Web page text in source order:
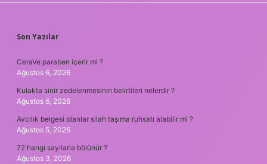
SIDEBAR
Son Yazılar
CeraVe paraben içerir mi ?
Ağustos 6, 2026
Kulakta sinir zedelenmesinin belirtileri nelerdir ?
Ağustos 6, 2026
Avcılık belgesi olanlar silah taşıma ruhsatı alabilir mi ?
Ağustos 5, 2026
72 hangi sayılarla bölünür ?
Ağustos 3, 2026